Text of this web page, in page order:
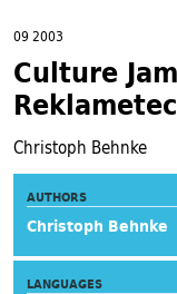
09 2003
Culture
Christoph Behnke
AUTHORS
Christoph Behnke
LANGUAGES